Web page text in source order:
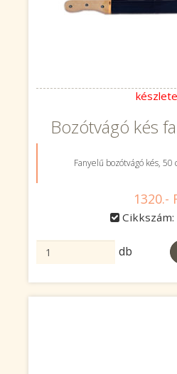
Bozótvágó kés
Fanyelű bozótvágó kés, 50
1320.-
Cikkszám:
db